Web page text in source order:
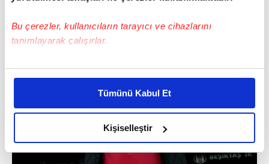
Bu çerezler, kullanıcıların tarayıcı ve cihazlarını
tanımlayarak çalışırlar.
Bu çerezlere izin vermeniz halinde sizlere özel
daha iyi reklam deneyimi yaşatabiliriz. Bunu yaparken
amacımızın size daha iyi bir reklam deneyimi sunmak
olduğunu ve sizlere en iyi içerikleri sunabilmek adına
elimizden gelen çabayı gösterdiğimizi ve bu noktada,
reklamların maliyetlerimizi karşılamak noktasında tek gelir
Tümünü Kabul Et
Kişiselleştir
yer verdi: